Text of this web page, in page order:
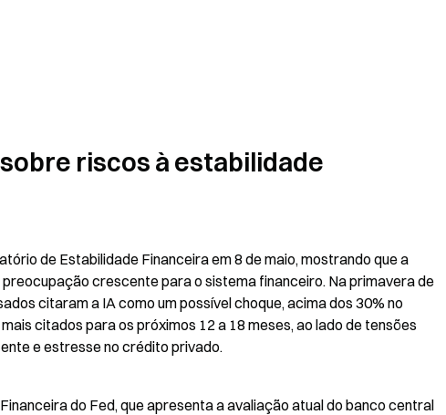
riscos à estabilidade
de Estabilidade Financeira em 8 de maio, mostrando que a
crescente para o sistema financeiro. Na primavera de
citaram a IA como um possível choque, acima dos 30% no
citados para os próximos 12 a 18 meses, ao lado de tensões
e estresse no crédito privado.
do Fed, que apresenta a avaliação atual do banco central